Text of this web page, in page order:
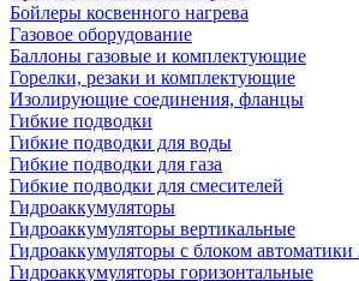
Бойлеры косвенного нагрева
Газовое оборудование
Баллоны газовые и комплектующие
Горелки, резаки и комплектующие
Изолирующие соединения, фланцы
Гибкие подводки
Гибкие подводки для воды
Гибкие подводки для газа
Гибкие подводки для смесителей
Гидроаккумуляторы
Гидроаккумуляторы вертикальные
Гидроаккумуляторы с блоком
Гидроаккумуляторы горизонтальные